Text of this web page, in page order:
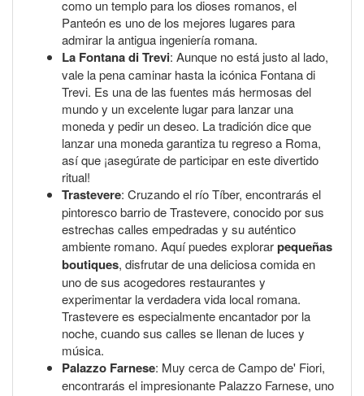
como un templo para los dioses romanos, el
Panteón es uno de los mejores lugares para
admirar la antigua ingeniería romana.
La Fontana di Trevi: Aunque no está justo al lado,
vale la pena caminar hasta la icónica Fontana di
Trevi. Es una de las fuentes más hermosas del
mundo y un excelente lugar para lanzar una
moneda y pedir un deseo. La tradición dice que
lanzar una moneda garantiza tu regreso a Roma,
así que ¡asegúrate de participar en este divertido
ritual!
Trastevere: Cruzando el río Tíber, encontrarás el
pintoresco barrio de Trastevere, conocido por sus
estrechas calles empedradas y su auténtico
ambiente romano. Aquí puedes explorarpequeñas
boutiques, disfrutar de una deliciosa comida en
uno de sus acogedores restaurantes y
experimentar la verdadera vida local romana.
Trastevere es especialmente encantador por la
noche, cuando sus calles se llenan de luces y
música.
Palazzo Farnese: Muy cerca de Campo de' Fiori,
encontrarás el impresionante Palazzo Farnese, uno